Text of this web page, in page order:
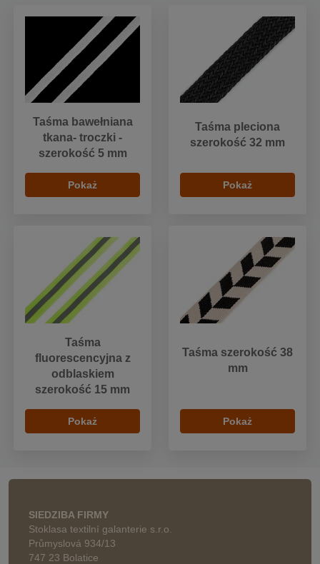
Taśma bawełniana
tkana- troczki -
szerokość 5 mm
Pokaż
Taśma pleciona
szerokość 32 mm
Pokaż
Taśma
fluorescencyjna z
odblaskiem
szerokość 15 mm
Pokaż
Taśma szerokość 38
mm
Pokaż
SIEDZIBA FIRMY
Stoklasa textilní galanterie s.r.o.
Průmyslová 934/13
747 23 Bolatice